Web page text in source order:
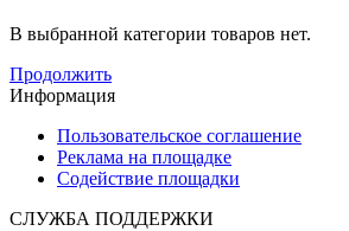
В выбранной категории товаров нет.
Продолжить
Информация
Пользовательское соглашение
Реклама на площадке
Содействие площадки
СЛУЖБА ПОДДЕРЖКИ